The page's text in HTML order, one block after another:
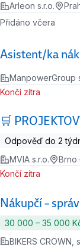
Arleon s.r.o.
Asistent/ka
Přidáno včera
ManpowerGroup
🛒
Končí zítra
Odpověď do 2
MVIA s.r.o.
Brno
Nákupčí –
Končí zítra
30 000 ‍–‍ 35 000
BIKERS CROWN,